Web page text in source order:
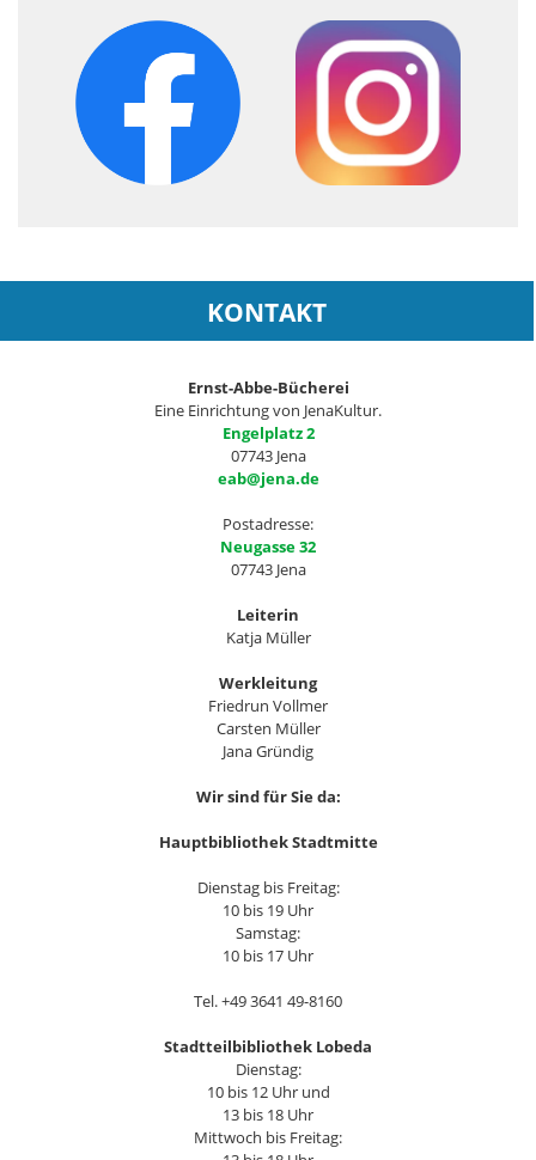
KONTAKT
Ernst-Abbe-Bücherei
Eine Einrichtung von JenaKultur.
Engelplatz 2
07743 Jena
eab@jena.de
Postadresse:
Neugasse 32
07743 Jena
Leiterin
Katja Müller
Werkleitung
Friedrun Vollmer
Carsten Müller
Jana Gründig
Wir sind für Sie da:
Hauptbibliothek Stadtmitte
Dienstag bis Freitag:
10 bis 19 Uhr
Samstag:
10 bis 17 Uhr
Tel. +49 3641 49-8160
Stadtteilbibliothek Lobeda
Dienstag:
10 bis 12 Uhr und
13 bis 18 Uhr
Mittwoch bis Freitag: